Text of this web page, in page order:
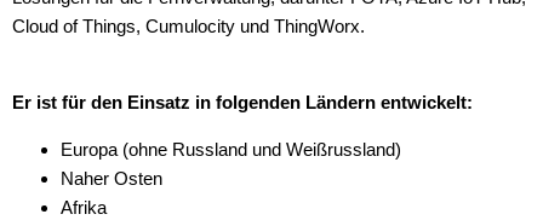
Cloud of Things, Cumulocity und ThingWorx.
Er ist für den Einsatz in folgenden Ländern entwickelt:
Europa (ohne Russland und Weißrussland)
Naher Osten
Afrika